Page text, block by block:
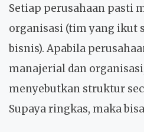
Setiap perusahaan pasti
organisasi (tim yang ikut
bisnis). Apabila
manajerial dan
menyebutkan struktur
Supaya ringkas, maka